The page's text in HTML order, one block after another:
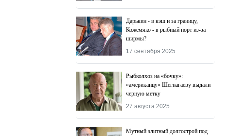
Дарькин - в кэш и за границу,
Кожемяко - в рыбный порт из-за
ширмы?
17 сентября 2025
Рыбколхоз на «бочку»:
«американцу» Шегнагаеву выдали
черную метку
27 августа 2025
Мутный элитный долгострой под